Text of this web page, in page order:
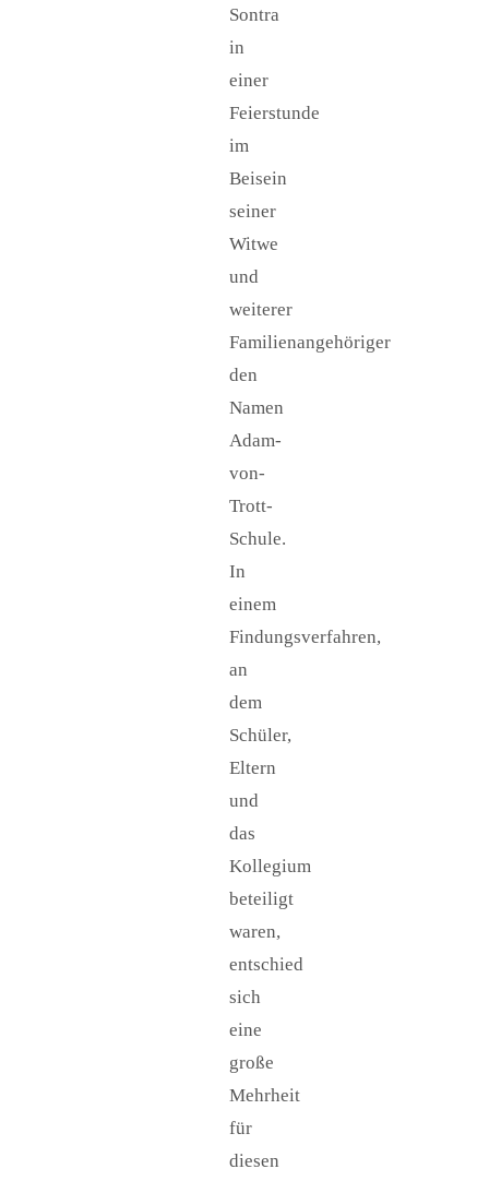
Sontra
in
einer
Feierstunde
im
Beisein
seiner
Witwe
und
weiterer
Familienangehöriger
den
Namen
Adam-
von-
Trott-
Schule.
In
einem
Findungsverfahren,
an
dem
Schüler,
Eltern
und
das
Kollegium
beteiligt
waren,
entschied
sich
eine
große
Mehrheit
für
diesen